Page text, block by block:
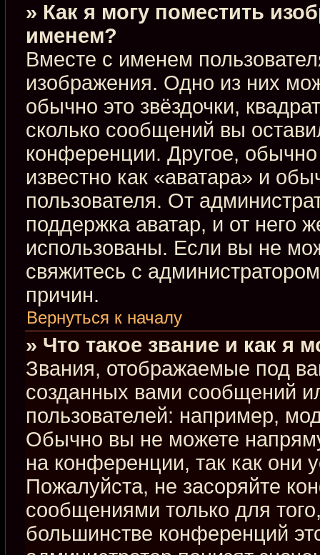
» Как я могу поместить
именем?
Вместе с именем
изображения. Одно из них
обычно это звёздочки,
сколько сообщений вы
конференции. Другое,
известно как «аватара» и
пользователя. От
поддержка аватар, и от него
использованы. Если вы не
свяжитесь с
причин.
Вернуться к началу
» Что такое звание и как я
Звания, отображаемые под
созданных вами сообщений
пользователей: например,
Обычно вы не можете
на конференции, так как они
Пожалуйста, не засоряйте
сообщениями только для
большинстве конференций